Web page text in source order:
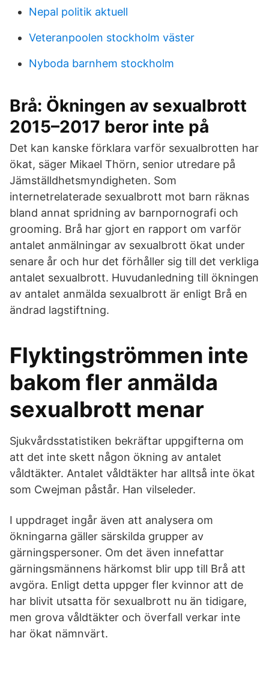
Nepal politik aktuell
Veteranpoolen stockholm väster
Nyboda barnhem stockholm
Brå: Ökningen av sexualbrott
2015–2017 beror inte på
Det kan kanske förklara varför sexualbrotten har
ökat, säger Mikael Thörn, senior utredare på
Jämställdhetsmyndigheten. Som
internetrelaterade sexualbrott mot barn räknas
bland annat spridning av barnpornografi och
grooming. Brå har gjort en rapport om varför
antalet anmälningar av sexualbrott ökat under
senare år och hur det förhåller sig till det verkliga
antalet sexualbrott. Huvudanledning till ökningen
av antalet anmälda sexualbrott är enligt Brå en
ändrad lagstiftning.
Flyktingströmmen inte
bakom fler anmälda
sexualbrott menar
Sjukvårdsstatistiken bekräftar uppgifterna om
att det inte skett någon ökning av antalet
våldtäkter. Antalet våldtäkter har alltså inte ökat
som Cwejman påstår. Han vilseleder.
I uppdraget ingår även att analysera om
ökningarna gäller särskilda grupper av
gärningspersoner. Om det även innefattar
gärningsmännens härkomst blir upp till Brå att
avgöra. Enligt detta uppger fler kvinnor att de
har blivit utsatta för sexualbrott nu än tidigare,
men grova våldtäkter och överfall verkar inte
har ökat nämnvärt.